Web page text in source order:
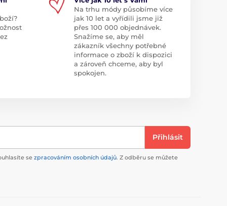
Na trhu módy působíme více
jak 10 let a vyřídili jsme již
přes 100 000 objednávek.
Snažíme se, aby měl
zákazník všechny potřebné
informace o zboží k dispozici
a zároveň chceme, aby byl
spokojen.
Přihlásit
se zpracováním osobních údajů. Z odběru se můžete